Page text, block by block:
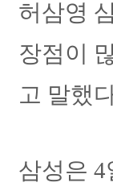
허삼영
장점이
고 말했
삼성은 4